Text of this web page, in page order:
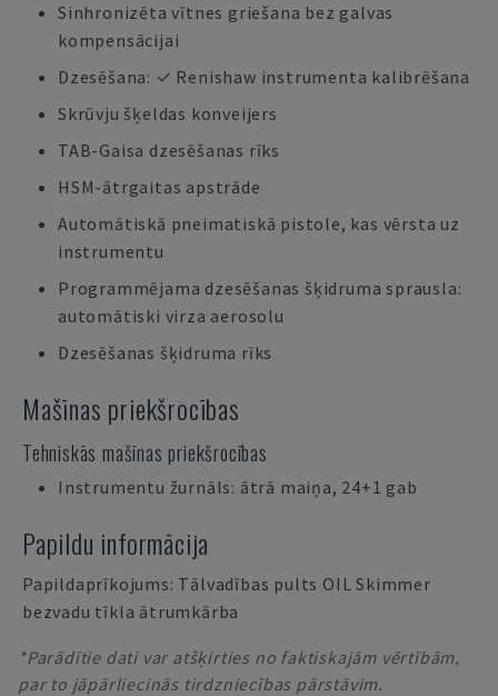
Sinhronizēta vītnes griešana bez galvas
kompensācijai
Dzesēšana: ✓ Renishaw instrumenta kalibrēšana
Skrūvju šķeldas konveijers
TAB-Gaisa dzesēšanas rīks
HSM-ātrgaitas apstrāde
Automātiskā pneimatiskā pistole, kas vērsta uz
instrumentu
Programmējama dzesēšanas šķidruma sprausla:
automātiski virza aerosolu
Dzesēšanas šķidruma rīks
Mašīnas priekšrocības
Tehniskās mašīnas priekšrocības
Instrumentu žurnāls: ātrā maiņa, 24+1 gab
Papildu informācija
Papildaprīkojums: Tālvadības pults OIL Skimmer
bezvadu tīkla ātrumkārba
*Parādītie dati var atšķirties no faktiskajām vērtībām,
par to jāpārliecinās tirdzniecības pārstāvim.